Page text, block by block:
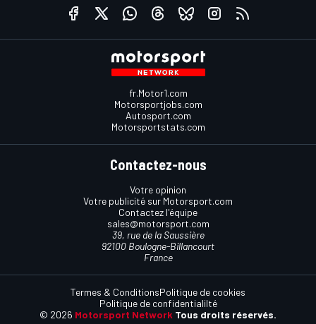
fr.Motor1.com
Motorsportjobs.com
Autosport.com
Motorsportstats.com
Contactez-nous
Votre opinion
Votre publicité sur Motorsport.com
Contactez l'équipe
sales@motorsport.com
39, rue de la Saussière
92100 Boulogne-Billancourt
France
© 2026 Motorsport Network Tous droits réservés.
Termes & ConditionsPolitique de cookies
Politique de confidentialilté